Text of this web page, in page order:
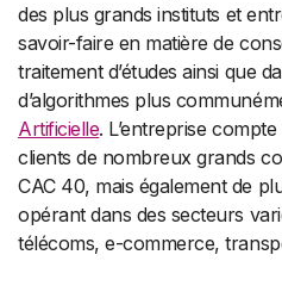
des plus grands instituts et
savoir-faire en matière de
traitement d’études ainsi que
d’algorithmes plus
Artificielle. L’entreprise
clients de nombreux grands
CAC 40, mais également de
opérant dans des secteurs
télécoms, e-commerce,